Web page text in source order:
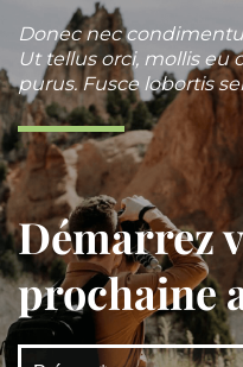
Donec nec
Ut tellus orci, mollis eu
purus. Fusce lobortis
Démarrez
prochaine